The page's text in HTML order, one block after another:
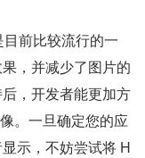
前比较流行的一
，并减少了图片的
，开发者能更加方
。一旦确定您的应
示，不妨尝试将 H